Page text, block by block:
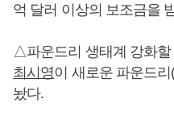
억 달러 이상의 보조금을
△파운드리 생태계 강화할
최시영이 새로운 파운드
놨다.